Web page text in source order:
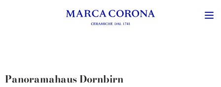
Panoramahaus Dornbirn